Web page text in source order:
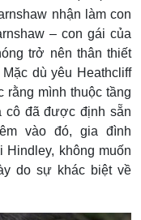
nhận làm con
– con gái của
trở nên thân thiết
Mặc dù yêu Heathcliff
mình thuộc tầng
cô đã được định sẵn
vào đó, gia đình
Hindley, không muốn
do sự khác biệt về